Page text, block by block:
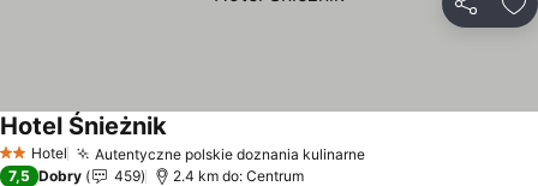
2 Kategoria
Hotel Autentyczne polskie doznania kulinarne
Hotel Śnieżnik
7,5 Dobry 459 2.4 km do: Centrum